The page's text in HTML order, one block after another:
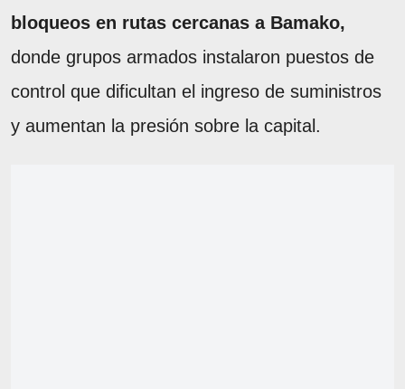
bloqueos en rutas cercanas a Bamako,
donde grupos armados instalaron puestos de
control que dificultan el ingreso de suministros
y aumentan la presión sobre la capital.